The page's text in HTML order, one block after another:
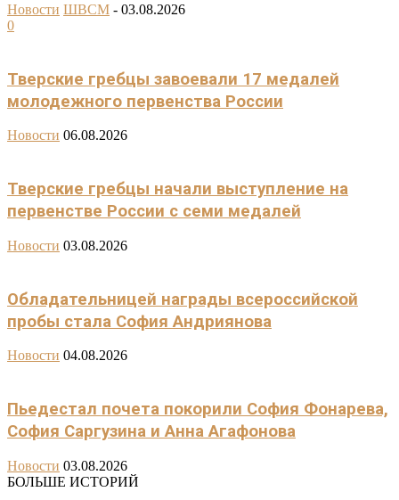
Новости ШВСМ - 03.08.2026
0
Тверские гребцы завоевали 17 медалей
молодежного первенства России
Новости 06.08.2026
Тверские гребцы начали выступление на
первенстве России с семи медалей
Новости 03.08.2026
Обладательницей награды всероссийской
пробы стала София Андриянова
Новости 04.08.2026
Пьедестал почета покорили София Фонарева,
София Саргузина и Анна Агафонова
Новости 03.08.2026
БОЛЬШЕ ИСТОРИЙ